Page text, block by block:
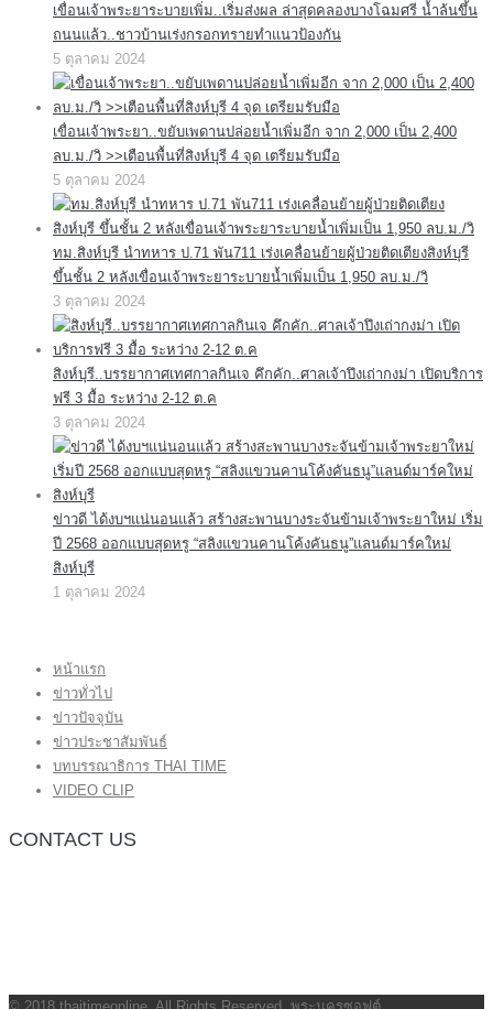
เขื่อนเจ้าพระยาระบายเพิ่ม..เริ่มส่งผล ล่าสุดคลองบางโฉมศรี น้ำล้นขึ้น
ถนนแล้ว..ชาวบ้านเร่งกรอกทรายทำแนวป้องกัน
5 ตุลาคม 2024
เขื่อนเจ้าพระยา..ขยับเพดานปล่อยน้ำเพิ่มอีก จาก 2,000 เป็น 2,400
ลบ.ม./วิ >>เตือนพื้นที่สิงห์บุรี 4 จุด เตรียมรับมือ
5 ตุลาคม 2024
ทม.สิงห์บุรี นำทหาร ป.71 พัน711 เร่งเคลื่อนย้ายผู้ป่วยติดเตียงสิงห์บุรี
ขึ้นชั้น 2 หลังเขื่อนเจ้าพระยาระบายน้ำเพิ่มเป็น 1,950 ลบ.ม./วิ
3 ตุลาคม 2024
สิงห์บุรี..บรรยากาศเทศกาลกินเจ คึกคัก..ศาลเจ้าปึงเถ่ากงม่า เปิดบริการ
ฟรี 3 มื้อ ระหว่าง 2-12 ต.ค
3 ตุลาคม 2024
ข่าวดี ได้งบฯแน่นอนแล้ว สร้างสะพานบางระจันข้ามเจ้าพระยาใหม่ เริ่ม
ปี 2568 ออกแบบสุดหรู “สลิงแขวนคานโค้งคันธนู”แลนด์มาร์คใหม่
สิงห์บุรี
1 ตุลาคม 2024
หน้าแรก
ข่าวทั่วไป
ข่าวปัจจุบัน
ข่าวประชาสัมพันธ์
บทบรรณาธิการ THAI TIME
VIDEO CLIP
CONTACT US